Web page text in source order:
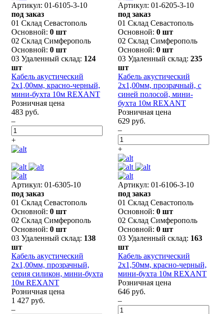
Артикул: 01-6105-3-10
под заказ
01 Склад Севастополь
Основной: 0 шт
02 Склад Симферополь
Основной: 0 шт
03 Удаленный склад: 124
шт
Кабель акустический
2х1,00мм, красно-черный,
мини-бухта 10м REXANT
Розничная цена
483 руб.
–
+
Артикул: 01-6205-3-10
под заказ
01 Склад Севастополь
Основной: 0 шт
02 Склад Симферополь
Основной: 0 шт
03 Удаленный склад: 235
шт
Кабель акустический
2х1,00мм, прозрачный, с
синей полосой, мини-
бухта 10м REXANT
Розничная цена
629 руб.
–
+
Артикул: 01-6305-10
под заказ
01 Склад Севастополь
Основной: 0 шт
02 Склад Симферополь
Основной: 0 шт
03 Удаленный склад: 138
шт
Кабель акустический
2х1,00мм, прозрачный,
серия силикон, мини-бухта
10м REXANT
Розничная цена
1 427 руб.
–
Артикул: 01-6106-3-10
под заказ
01 Склад Севастополь
Основной: 0 шт
02 Склад Симферополь
Основной: 0 шт
03 Удаленный склад: 163
шт
Кабель акустический
2х1,50мм, красно-черный,
мини-бухта 10м REXANT
Розничная цена
646 руб.
–